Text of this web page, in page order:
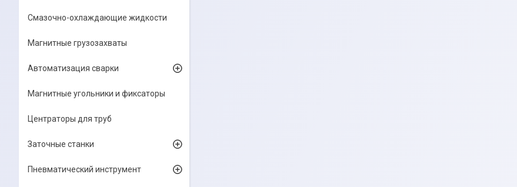
Смазочно-охлаждающие жидкости
Магнитные грузозахваты
Автоматизация сварки
Магнитные угольники и фиксаторы
Центраторы для труб
Заточные станки
Пневматический инструмент